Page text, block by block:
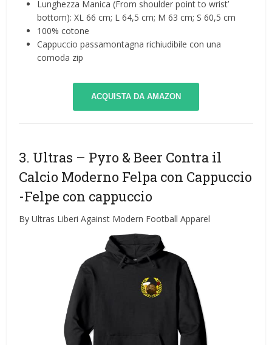
Lunghezza Manica (From shoulder point to wrist’
bottom): XL 66 cm; L 64,5 cm; M 63 cm; S 60,5 cm
100% cotone
Cappuccio passamontagna richiudibile con una
comoda zip
ACQUISTA DA AMAZON
3. Ultras – Pyro & Beer Contra il
Calcio Moderno Felpa con Cappuccio
-Felpe con cappuccio
By Ultras Liberi Against Modern Football Apparel